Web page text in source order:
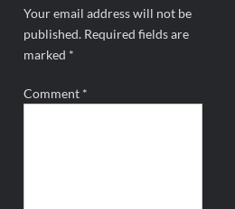
Your email address will not be
published. Required fields are
marked *
Comment *